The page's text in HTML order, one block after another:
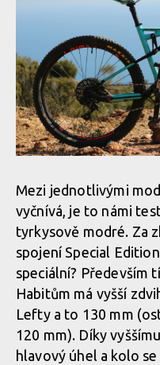
Mezi jednotlivými
vyčnívá, je to námi
tyrkysově modré. Za
spojení Special
speciální? Především
Habitům má vyšší
Lefty a to 130 mm
120 mm). Díky
hlavový úhel a kolo